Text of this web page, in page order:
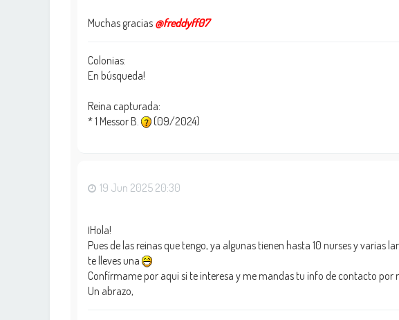
Muchas gracias @freddyff07
Colonias:
En búsqueda!
Reina capturada:
* 1 Messor B.
(09/2024)
19 Jun 2025 20:30
¡Hola!
Pues de las reinas que tengo, ya algunas tienen hasta 10 nurses y
te lleves una
Confírmame por aqui si te interesa y me mandas tu info de contacto
Un abrazo,